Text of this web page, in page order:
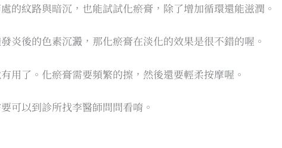
的紋路與暗沉，也能試試化瘀膏，除了增加循環還能滋潤。
炎後的色素沉澱，那化瘀膏在淡化的效果是很不錯的喔。
用了。化瘀膏需要頻繁的擦，然後還要輕柔按摩喔。
可以到診所找李醫師問問看唷。